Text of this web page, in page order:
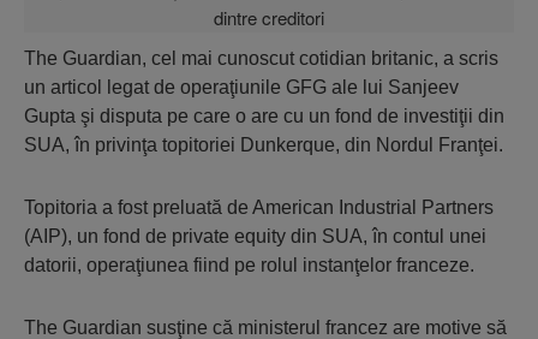
The Guardian, cel mai cunoscut cotidian britanic, a scris
un articol legat de operaţiunile GFG ale lui Sanjeev
Gupta şi disputa pe care o are cu un fond de investiţii din
SUA, în privinţa topitoriei Dunkerque, din Nordul Franţei.
Topitoria a fost preluată de American Industrial Partners
(AIP), un fond de private equity din SUA, în contul unei
datorii, operaţiunea fiind pe rolul instanţelor franceze.
The Guardian susţine că ministerul francez are motive să